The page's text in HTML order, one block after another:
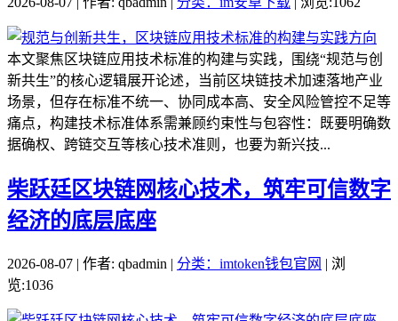
本文聚焦区块链应用技术标准的构建与实践，围绕“规范与创
新共生”的核心逻辑展开论述，当前区块链技术加速落地产业
场景，但存在标准不统一、协同成本高、安全风险管控不足等
痛点，构建技术标准体系需兼顾约束性与包容性：既要明确数
据确权、跨链交互等核心技术准则，也要为新兴技...
柴跃廷区块链网核心技术，筑牢可信数字
经济的底层底座
2026-08-07 | 作者: qbadmin | 分类：imtoken钱包官网 | 浏
览:1036